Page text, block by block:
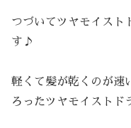
つづいてツヤモイスト
す♪
軽くて髪が乾くのが速
ろったツヤモイストド